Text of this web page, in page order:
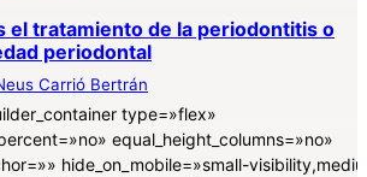
el tratamiento de la periodontitis o
periodontal
Carrió Bertrán
type=»flex»
equal_height_columns=»no»
hide_on_mobile=»small-